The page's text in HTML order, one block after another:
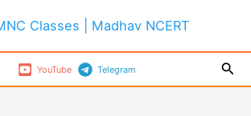
Classes | Madhav NCERT
YouTube Telegram